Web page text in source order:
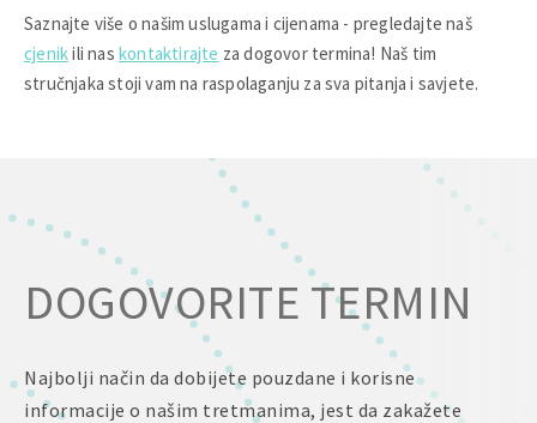
Saznajte više o našim uslugama i cijenama - pregledajte naš
cjenikili naskontaktirajte za dogovor termina! Naš tim
stručnjaka stoji vam na raspolaganju za sva pitanja i savjete.
DOGOVORITE TERMIN
Najbolji način da dobijete pouzdane i korisne
informacije o našim tretmanima, jest da zakažete